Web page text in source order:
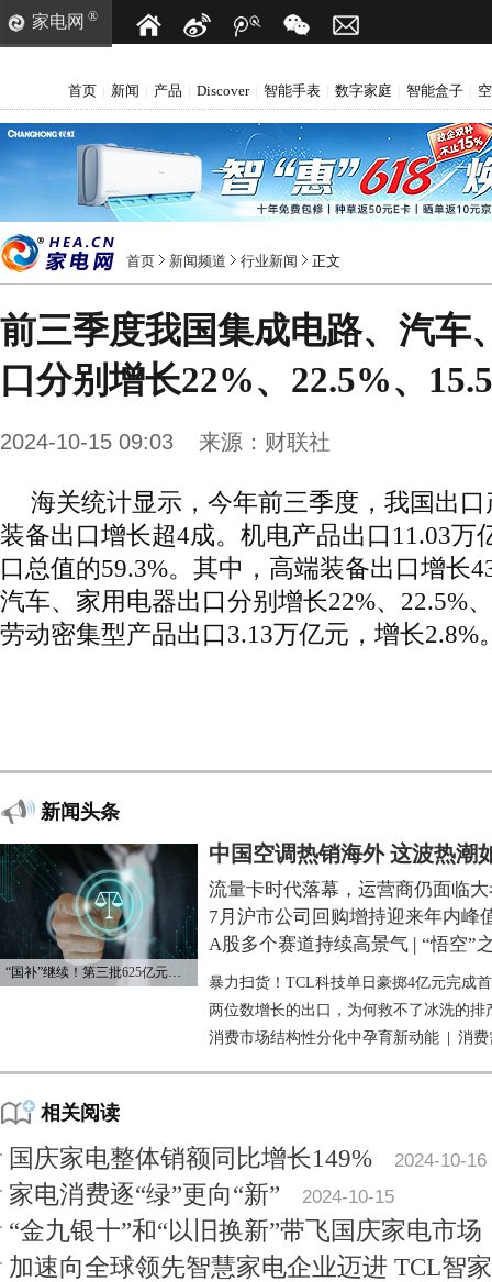
家电网 ®
首页 新闻 产品 Discover 智能手表 数字家庭 智能盒子
首页 新闻频道 行业新闻 正文
前三季度我国集成电路、汽车
口分别增长22%、22.5%、
2024-10-15 09:03 来源： 财联社
海关统计显示，今年前三季度，我国出
装备出口增长超4成。机电产品出口11.03万
口总值的59.3%。其中，高端装备出口增长
汽车、家用电器出口分别增长22%、22.5%
劳动密集型产品出口3.13万亿元，增长2.8%
新闻头条
“国补”继续！第三批625亿元资金已下达
中国空调热销海外 这波热潮
流量卡时代落幕，运营商仍面临
7月沪市公司回购增持迎来年内峰
A股多个赛道持续高景气 | “悟空”
暴力扫货！TCL科技单日豪掷4亿元完成
两位数增长的出口，为何救不了冰洗的排
消费市场结构性分化中孕育新动能
消费
相关阅读
国庆家电整体销额同比增长149% 2024-10-16
家电消费逐“绿”更向“新” 2024-10-15
“金九银十”和“以旧换新”带飞国庆家电市场
加速向全球领先智慧家电企业迈进 TCL智